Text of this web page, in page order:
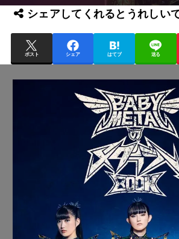
シェアしてくれるとうれしい
ポスト シェア はてブ 送る